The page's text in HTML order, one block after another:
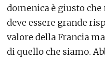
domenica è giusto
deve essere grande
valore della Francia
di quello che siamo.